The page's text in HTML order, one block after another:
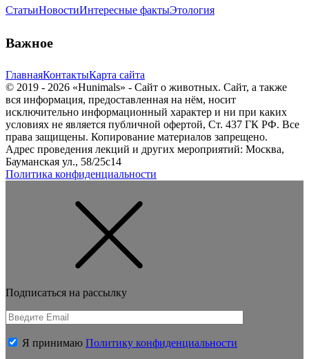
СтатьиНовостиИнтересные фактыЭтология
Важное
ГлавнаяКонтактыКарта сайта
© 2019 - 2026 «Hunimals» - Сайт о животных. Сайт, а также
вся информация, предоставленная на нём, носит
исключительно информационный характер и ни при каких
условиях не является публичной офертой, Ст. 437 ГК РФ. Все
права защищены. Копирование материалов запрещено.
Адрес проведения лекций и других мероприятий: Москва,
Бауманская ул., 58/25с14
Политика конфиденциальности
Подписаться на рассылку
Я принимаю Политику конфиденциальности